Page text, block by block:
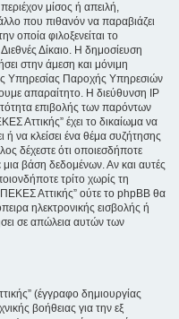
μίσος ή απειλή,
που πιθανόν να παραβιάζει
οποία φιλοξενείται το
Δίκαιο. Η δημοσίευση
στην άμεση και μόνιμη
Υπηρεσίας Παροχής Υπηρεσιών
απαραίτητο. Η διεύθυνση IP
επιβολής των παρόντων
Αττικής” έχει το δικαίωμα να
ή να κλείσει ένα θέμα συζήτησης
δέχεστε ότι οποιεσδήποτε
μια βάση δεδομένων. Αν και αυτές
τρίτο χωρίς τη
Αττικής” ούτε το phpBB θα
ηλεκτρονικής εισβολής ή
σε απώλεια αυτών των
(έγγραφο δημιουργίας
βοήθειας για την εξ